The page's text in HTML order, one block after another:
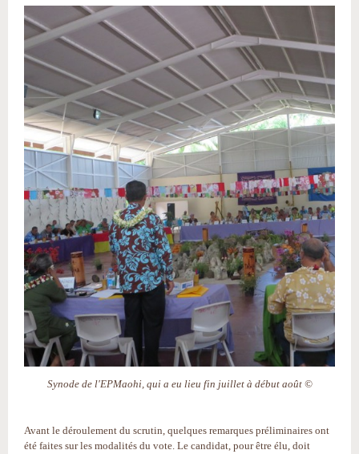
Synode de l'EPMaohi, qui a eu lieu fin juillet à début août ©
Avant le déroulement du scrutin, quelques remarques préliminaires ont
été faites sur les modalités du vote. Le candidat, pour être élu, doit